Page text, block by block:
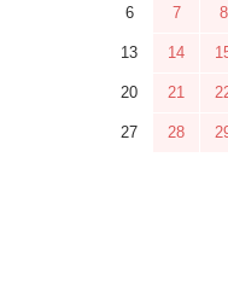
6 7 8
13 14
20 21
27 28